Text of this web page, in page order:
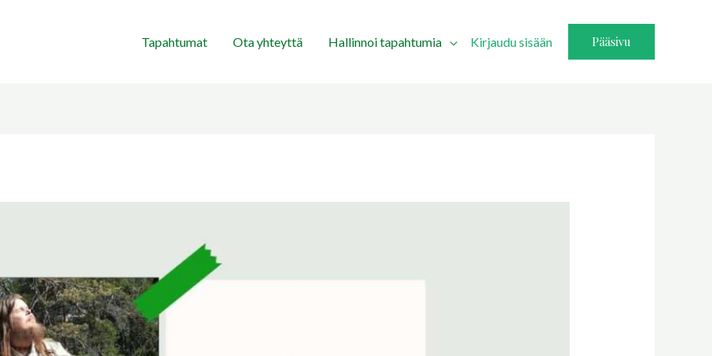
Tapahtumat
Ota yhteyttä Hallinnoi tapahtumia Kirjaudu sisään Pääsivu